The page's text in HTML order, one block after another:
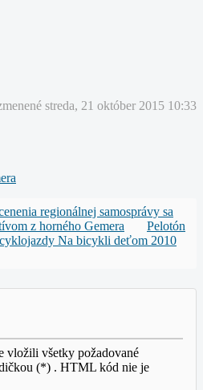
streda, 21 október 2015 10:33
regionálnej samosprávy sa
z horného Gemera
Pelotón
Na bicykli deťom 2010
vložili všetky požadované
(*) . HTML kód nie je